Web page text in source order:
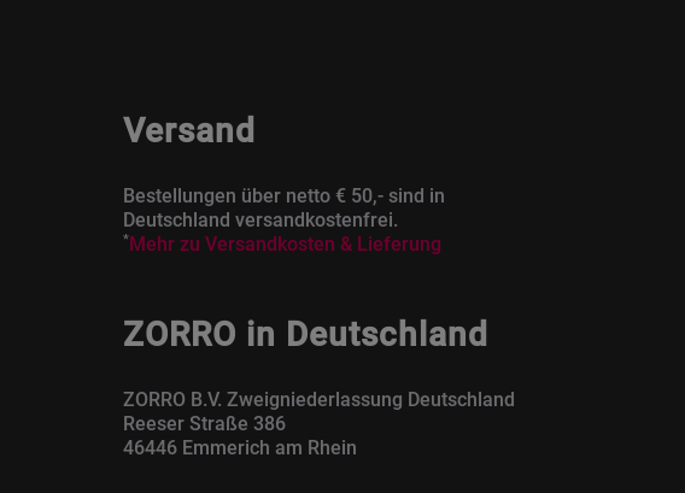
Versand
Bestellungen über netto € 50,- sind in
Deutschland versandkostenfrei.
*Mehr zu Versandkosten & Lieferung
ZORRO in Deutschland
ZORRO B.V. Zweigniederlassung Deutschland
Reeser Straße 386
46446 Emmerich am Rhein